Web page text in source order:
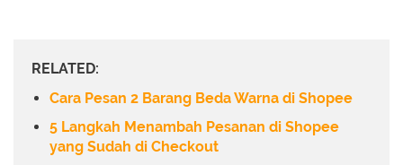
RELATED:
Cara Pesan 2 Barang Beda Warna di Shopee
5 Langkah Menambah Pesanan di Shopee
yang Sudah di Checkout